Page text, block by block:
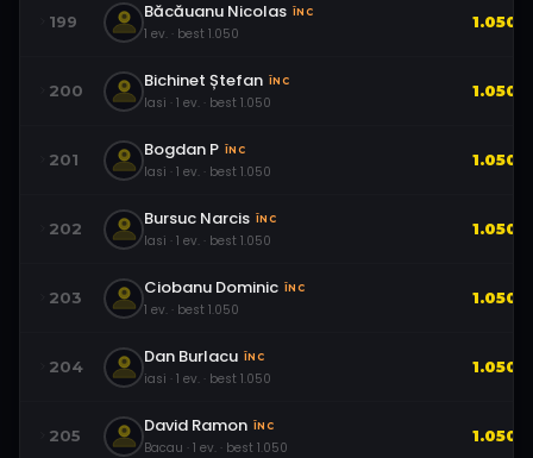
199 Băcăuanu Nicolas ÎNC
1 ev. · best 1.050
1.050
200 Bichinet Ștefan ÎNC
Iasi · 1 ev. · best 1.050
1.050
201 Bogdan P ÎNC
Iasi · 1 ev. · best 1.050
1.050
202 Bursuc Narcis ÎNC
Iasi · 1 ev. · best 1.050
1.050
203 Ciobanu Dominic ÎNC
1 ev. · best 1.050
1.050
204 Dan Burlacu ÎNC
iasi · 1 ev. · best 1.050
1.050
205 David Ramon ÎNC
Bacau · 1 ev. · best 1.050
1.050